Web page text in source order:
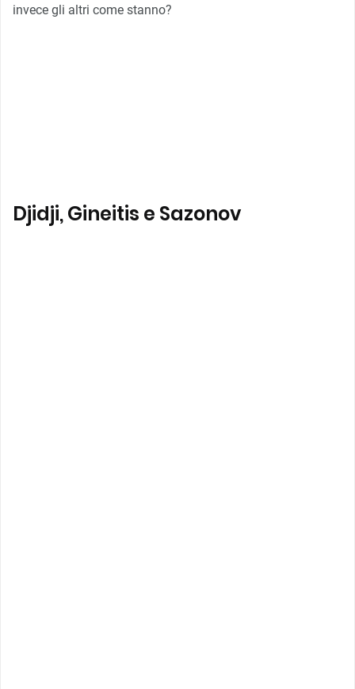
invece gli altri come stanno?
Djidji, Gineitis e Sazonov